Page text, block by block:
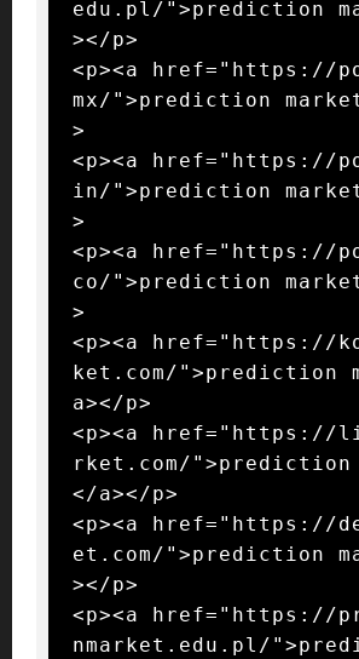
edu.pl/">prediction
></p>
<p><a href="https://
mx/">prediction
>
<p><a href="https://
in/">prediction
>
<p><a href="https://
co/">prediction
>
<p><a href="https://
ket.com/">prediction
a></p>
<p><a href="https://
rket.com/">prediction
</a></p>
<p><a href="https://
et.com/">prediction
></p>
<p><a href="https://
nmarket.edu.pl/